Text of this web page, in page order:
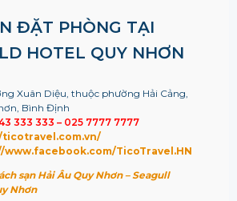
ĐẶT PHÒNG TẠI
HOTEL QUY NHƠN
Xuân Diệu, thuộc phường Hải Cảng,
Bình Định
333 333 – 025 7777 7777
www.facebook.com/TicoTravel.HN
sạn Hải Âu Quy Nhơn – Seagull
Nhơn